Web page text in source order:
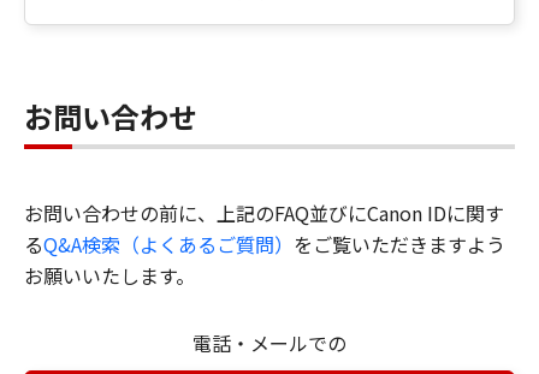
お問い合わせ
お問い合わせの前に、上記のFAQ並びにCanon IDに関す
るQ&A検索（よくあるご質問） をご覧いただきますよう
お願いいたします。
電話・メールでの